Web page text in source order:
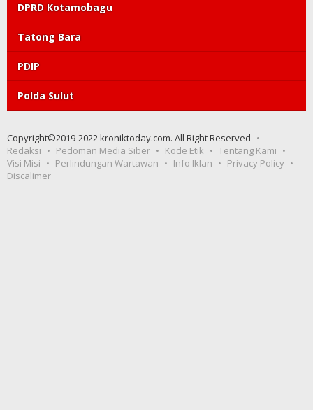
DPRD Kotamobagu
Tatong Bara
PDIP
Polda Sulut
Copyright©2019-2022 kroniktoday.com. All Right Reserved
Redaksi
Pedoman Media Siber Kode Etik
Tentang Kami
Visi Misi
Perlindungan Wartawan Info Iklan
Privacy Policy
Discalimer